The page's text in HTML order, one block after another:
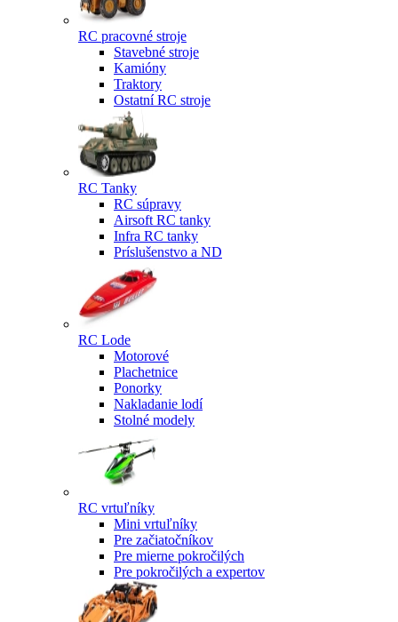
RC pracovné stroje
Stavebné stroje
Kamióny
Traktory
Ostatní RC stroje
RC Tanky
RC súpravy
Airsoft RC tanky
Infra RC tanky
Príslušenstvo a ND
RC Lode
Motorové
Plachetnice
Ponorky
Nakladanie lodí
Stolné modely
RC vrtuľníky
Mini vrtuľníky
Pre začiatočníkov
Pre mierne pokročilých
Pre pokročilých a expertov